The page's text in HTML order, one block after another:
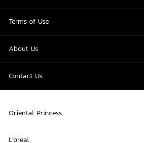
Terms of Use
About Us
Contact Us
Oriental Princess
L'oreal